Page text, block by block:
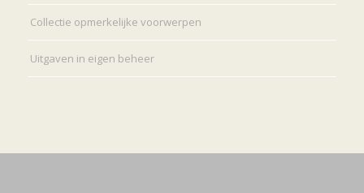
Collectie opmerkelijke voorwerpen
Uitgaven in eigen beheer